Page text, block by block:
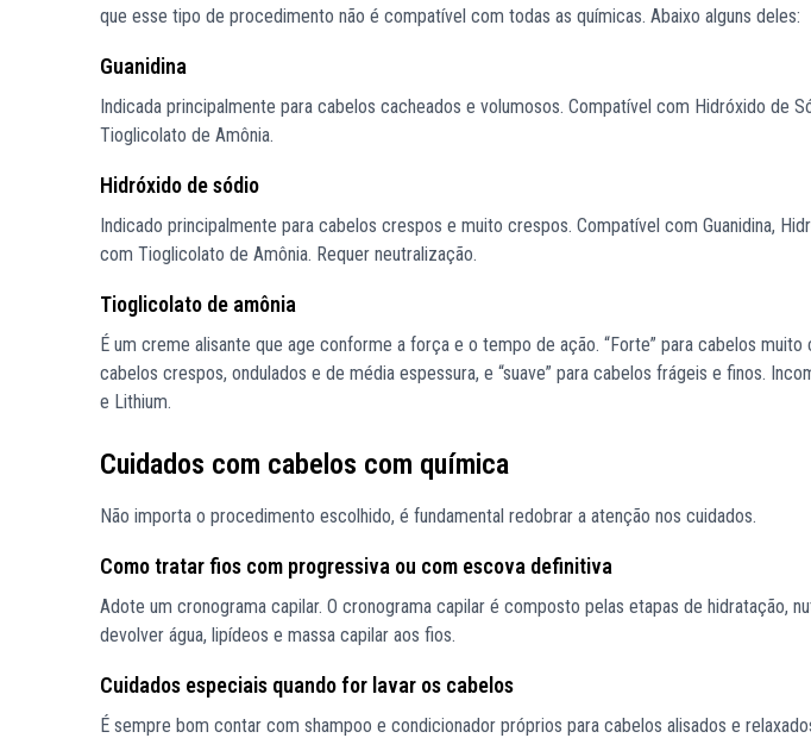
que esse tipo de procedimento não é compatível com todas as químicas. Abaixo alguns deles:
Guanidina
Indicada principalmente para cabelos cacheados e volumosos. Compatível com Hidróxido de
Tioglicolato de Amônia.
Hidróxido de sódio
Indicado principalmente para cabelos crespos e muito crespos. Compatível com Guanidina,
com Tioglicolato de Amônia. Requer neutralização.
Tioglicolato de amônia
É um creme alisante que age conforme a força e o tempo de ação. “Forte” para cabelos muito
cabelos crespos, ondulados e de média espessura, e “suave” para cabelos frágeis e finos.
e Lithium.
Cuidados com cabelos com química
Não importa o procedimento escolhido, é fundamental redobrar a atenção nos cuidados.
Como tratar fios com progressiva ou com escova definitiva
Adote um cronograma capilar. O cronograma capilar é composto pelas etapas de hidratação,
devolver água, lipídeos e massa capilar aos fios.
Cuidados especiais quando for lavar os cabelos
É sempre bom contar com shampoo e condicionador próprios para cabelos alisados e